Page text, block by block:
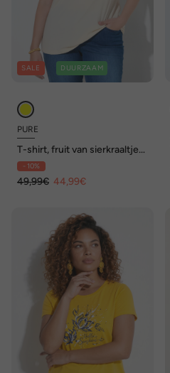
SALE DUURZAAM
PURE
T-shirt, fruit van sierkraaltjes,
ronde hals, korte mouwen,
biologisch katoen
- 10%
49,99€ 44,99€